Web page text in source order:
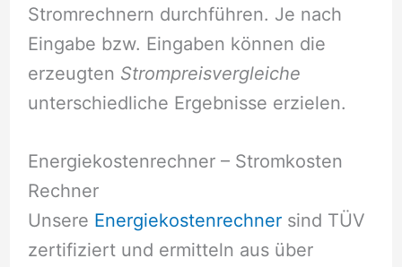
Stromrechnern durchführen. Je nach
Eingabe bzw. Eingaben können die
erzeugten Strompreisvergleiche
unterschiedliche Ergebnisse erzielen.
Energiekostenrechner – Stromkosten
Rechner
Unsere Energiekostenrechnersind TÜV
zertifiziert und ermitteln aus über